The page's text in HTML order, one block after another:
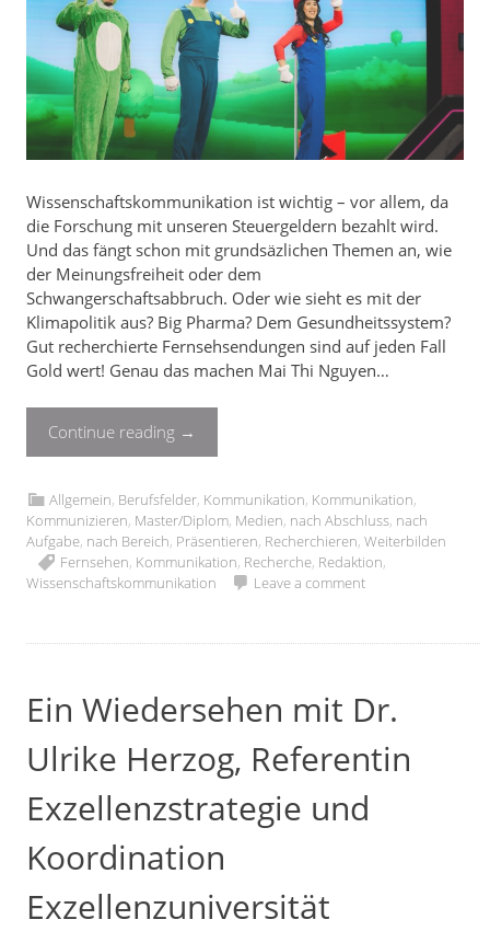
Wissenschaftskommunikation ist wichtig – vor allem, da
die Forschung mit unseren Steuergeldern bezahlt wird.
Und das fängt schon mit grundsäzlichen Themen an, wie
der Meinungsfreiheit oder dem
Schwangerschaftsabbruch. Oder wie sieht es mit der
Klimapolitik aus? Big Pharma? Dem Gesundheitssystem?
Gut recherchierte Fernsehsendungen sind auf jeden Fall
Gold wert! Genau das machen Mai Thi Nguyen…
Continue reading →
Allgemein, Berufsfelder, Kommunikation, Kommunikation,
Kommunizieren, Master/Diplom, Medien, nach Abschluss, nach
Aufgabe, nach Bereich, Präsentieren, Recherchieren,Weiterbilden
Fernsehen, Kommunikation, Recherche, Redaktion,
Wissenschaftskommunikation
Leave a comment
Ein Wiedersehen mit Dr.
Ulrike Herzog, Referentin
Exzellenzstrategie und
Koordination
Exzellenzuniversität